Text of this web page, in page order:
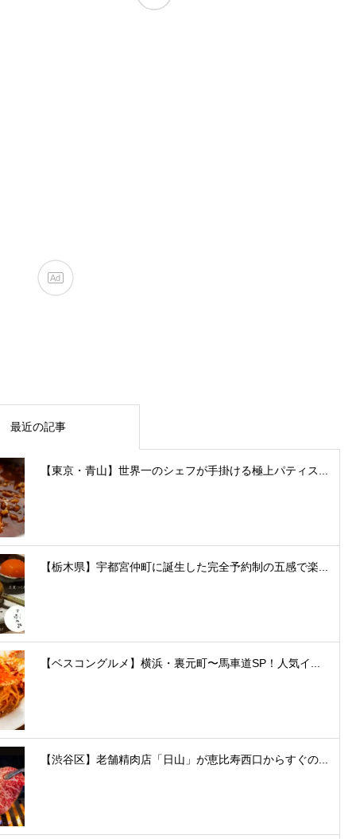
最近の記事
【東京・青山】世界一のシェフが手掛ける極上パティス...
【栃木県】宇都宮仲町に誕生した完全予約制の五感で楽...
【ベスコングルメ】横浜・裏元町〜馬車道SP！人気イ...
【渋谷区】老舗精肉店「日山」が恵比寿西口からすぐの...